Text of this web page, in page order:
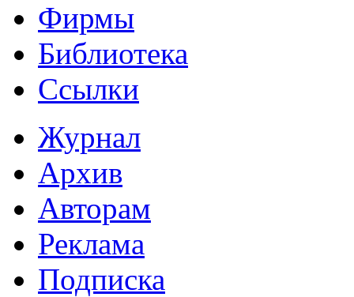
Фирмы
Библиотека
Ссылки
Журнал
Архив
Авторам
Реклама
Подписка